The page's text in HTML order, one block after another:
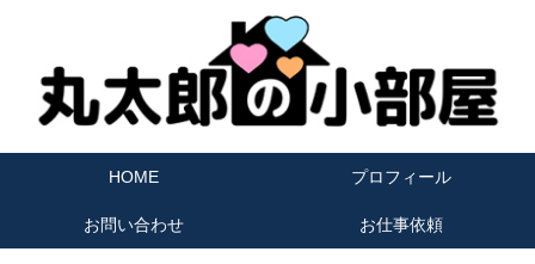
HOME プロフィール
お問い合わせ お仕事依頼